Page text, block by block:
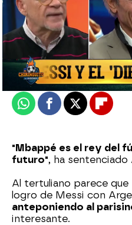
El Chiringuito
Actualizado: 29 de
Publicado:29 de
WhatsappFacebook
X
"Mbappé es el rey del
futuro", ha sentenciado
Al tertuliano parece que
logro de Messi con
anteponiendo al
interesante.